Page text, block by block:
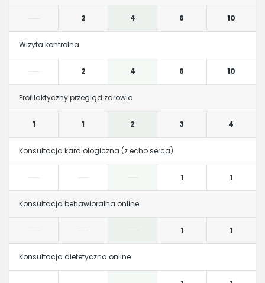
2 4 6 10
Wizyta kontrolna
2 4 6 10
Profilaktyczny przegląd zdrowia
1 1 2 3 4
Konsultacja kardiologiczna (z echo serca)
1 1
Konsultacja behawioralna online
1 1
Konsultacja dietetyczna online